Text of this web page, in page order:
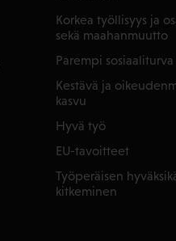
Korkea työllisyys ja
sekä maahanmuutto
Parempi sosiaaliturva
Kestävä ja
kasvu
Hyvä työ
EU-tavoitteet
Työperäisen
kitkeminen